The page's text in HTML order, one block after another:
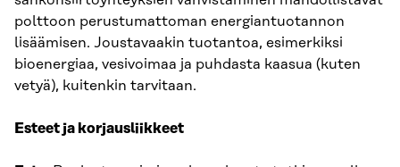
polttoon perustumattoman energiantuotannon
lisäämisen. Joustavaakin tuotantoa, esimerkiksi
bioenergiaa, vesivoimaa ja puhdasta kaasua (kuten
vetyä), kuitenkin tarvitaan.
Esteet ja korjausliikkeet